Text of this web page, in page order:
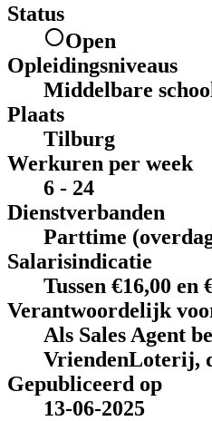
Status
Open
Opleidingsniveaus
Middelbare
Plaats
Tilburg
Werkuren per week
6 - 24
Dienstverbanden
Parttime
Salarisindicatie
Tussen €16,00 en
Verantwoordelijk
Als Sales Agent
VriendenLoterij,
Gepubliceerd op
13-06-2025